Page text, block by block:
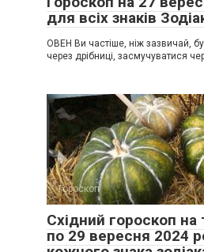
для всіх знаків
ОВЕН Ви частіше, ніж зазвичай,
через дрібниці, засмучуватися
Гороскоп
Східний гороскоп
по 29 вересня 2024